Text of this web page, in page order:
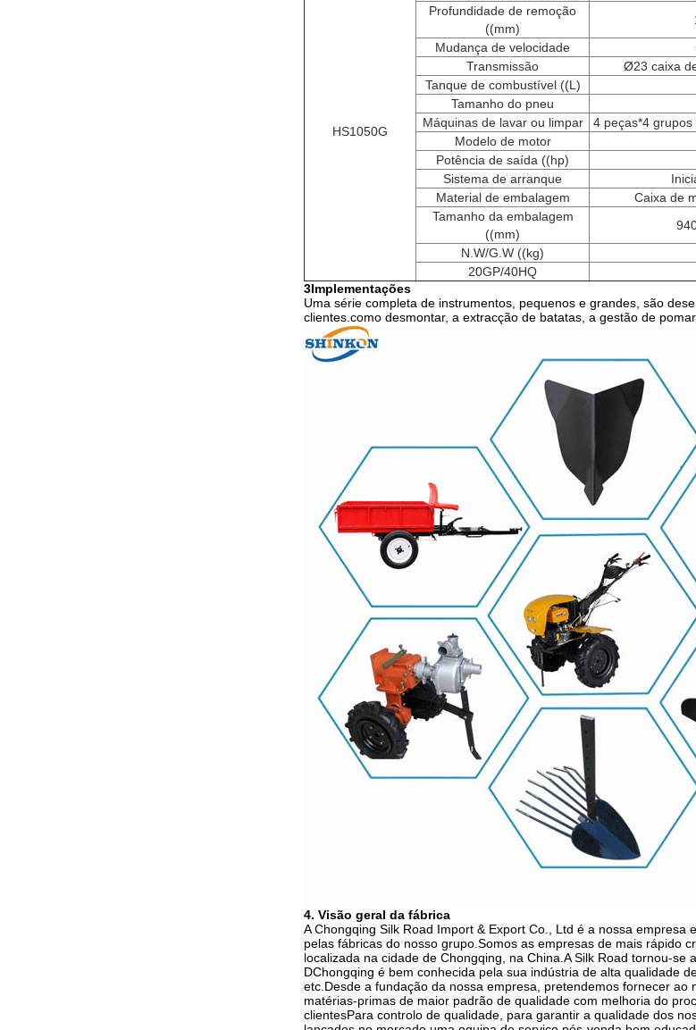
HS1050G
Profundidade de remoção
((mm)
Mudança de velocidade
Transmissão
Ø23 caixa
Tanque de combustível ((L)
Tamanho do pneu
Máquinas de lavar ou limpar
4 peças*4
Modelo de motor
Potência de saída ((hp)
Sistema de arranque
Material de embalagem
Caixa de
Tamanho da embalagem
((mm)
N.W/G.W ((kg)
20GP/40HQ
3Implementações
Uma série completa de instrumentos, pequenos e grandes, são
clientes.como desmontar, a extracção de batatas, a gestão de
4. Visão geral da fábrica
A Chongqing Silk Road Import & Export Co., Ltd é a nossa
pelas fábricas do nosso grupo.Somos as empresas de mais rápido
localizada na cidade de Chongqing, na China.A Silk Road tornou-
DChongqing é bem conhecida pela sua indústria de alta qualidade
etc.Desde a fundação da nossa empresa, pretendemos fornecer
matérias-primas de maior padrão de qualidade com melhoria do
clientesPara controlo de qualidade, para garantir a qualidade dos